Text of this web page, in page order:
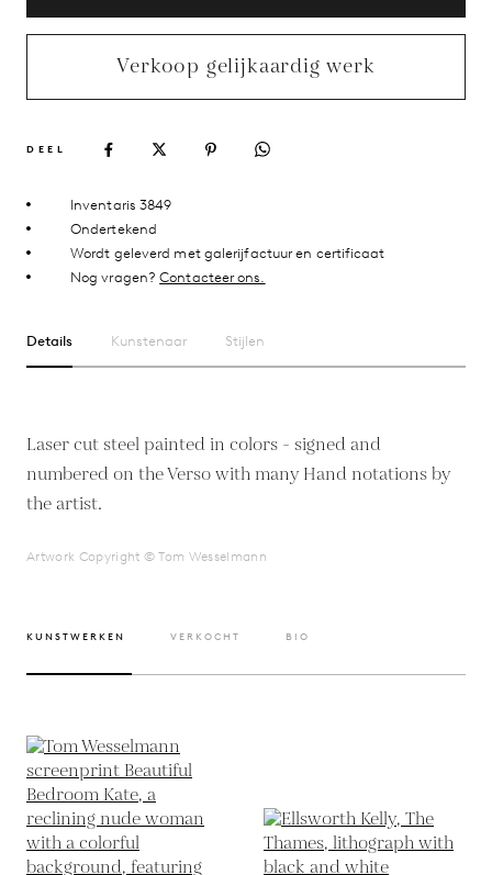
Verkoop gelijkaardig werk
DEEL
Inventaris 3849
Ondertekend
Wordt geleverd met galerijfactuur en certificaat
Nog vragen?Contacteer ons.
Details Kunstenaar Stijlen
Laser cut steel painted in colors - signed and
numbered on the Verso with many Hand notations by
the artist.
Artwork Copyright © Tom Wesselmann
KUNSTWERKEN VERKOCHT BIO